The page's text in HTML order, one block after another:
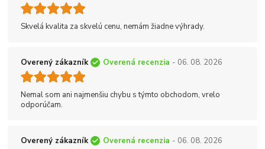
Skvelá kvalita za skvelú cenu, nemám žiadne výhrady.
Overený zákazník Overená recenzia - 06. 08. 2026
Nemal som ani najmenšiu chybu s týmto obchodom, vrelo
odporúčam.
Overený zákazník Overená recenzia - 06. 08. 2026